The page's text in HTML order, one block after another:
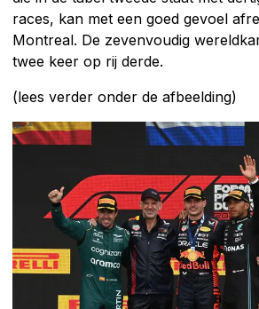
races, kan met een goed gevoel
Montreal. De zevenvoudig
twee keer op rij derde.
(lees verder onder de afbeelding)